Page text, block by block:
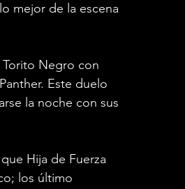
mejor de la escena
Torito Negro con
Este duelo
la noche con sus
Hija de Fuerza
los último